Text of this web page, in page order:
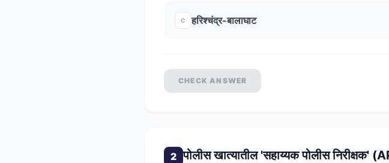
C हरिश्चंद्र-बालाघाट
CHECK ANSWER
2 पोलीस खात्यातील 'सहाय्यक पोलीस निरीक्षक'